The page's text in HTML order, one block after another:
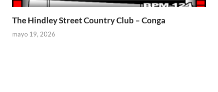
The Hindley Street Country Club – Conga
mayo 19, 2026